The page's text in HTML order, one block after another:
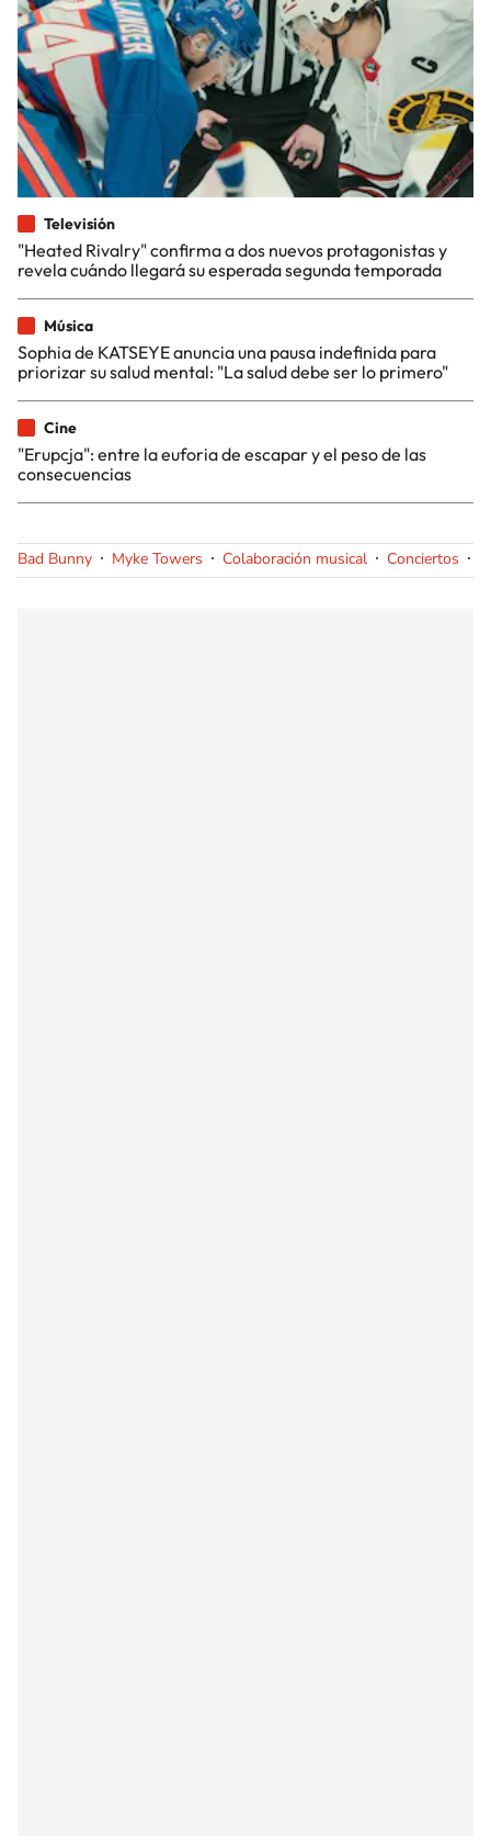
Televisión
"Heated Rivalry" confirma a dos nuevos protagonistas y
revela cuándo llegará su esperada segunda temporada
Música
Sophia de KATSEYE anuncia una pausa indefinida para
priorizar su salud mental: "La salud debe ser lo primero"
Cine
"Erupcja": entre la euforia de escapar y el peso de las
consecuencias
Bad Bunny Myke Towers Colaboración musical Conciertos